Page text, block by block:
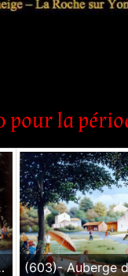
pour la
1986-24x35 cm.